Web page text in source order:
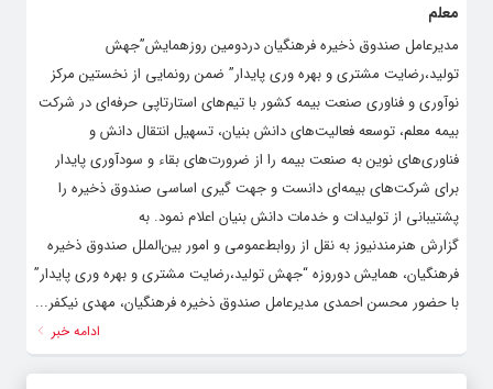
معلم
مدیرعامل صندوق ذخیره فرهنگیان دردومین روزهمایش”جهش
تولید،رضایت مشتری و بهره وری پایدار” ضمن رونمایی از نخستین مرکز
نوآوری و فناوری صنعت بیمه کشور با تیم‌های استارتاپی حرفه‌ای در شرکت
بیمه معلم، توسعه فعالیت‌های دانش بنیان، تسهیل انتقال دانش و
فناوری‌های نوین به صنعت بیمه را از ضرورت‌های بقاء و سودآوری پایدار
برای شرکت‌های بیمه‌ای دانست و جهت گیری اساسی صندوق ذخیره را
پشتیبانی از تولیدات و خدمات دانش بنیان اعلام نمود. به
گزارش هنرمندنیوز به نقل از روابط‌عمومی و امور بین‌الملل صندوق ذخیره
فرهنگیان، همایش دوروزه “جهش تولید،رضایت مشتری و بهره وری پایدار”
با حضور محسن احمدی مدیرعامل صندوق ذخیره فرهنگیان، مهدی نیکفر...
ادامه خبر